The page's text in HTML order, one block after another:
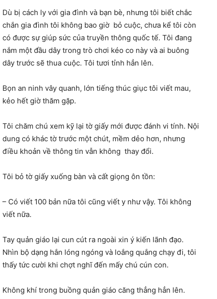
Dù bị cách ly với gia đình và bạn bè, nhưng tôi biết chắc
chắn gia đình tôi không bao giờ bỏ cuộc, chưa kể tôi còn
có được sự giúp sức của truyền thông quốc tế. Tôi đang
nắm một đầu dây trong trò chơi kéo co này và ai buông
dây trước sẽ thua cuộc. Tôi tươi tỉnh hẳn lên.
Bọn an ninh vây quanh, lớn tiếng thúc giục tôi viết mau,
kẻo hết giờ thăm gặp.
Tôi chăm chú xem kỹ lại tờ giấy mới được đánh vi tính. Nội
dung có khác tờ trước một chút, mềm dẻo hơn, nhưng
điều khoản về thông tin vẫn không thay đổi.
Tôi bỏ tờ giấy xuống bàn và cất giọng ôn tồn:
– Có viết 100 bản nữa tôi cũng viết y như vậy. Tôi không
viết nữa.
Tay quản giáo lại cun cút ra ngoài xin ý kiến lãnh đạo.
Nhìn bộ dạng hắn lóng ngóng và loắng quắng chạy đi, tôi
thấy tức cười khi chợt nghĩ đến mấy chú cún con.
Không khí trong buồng quản giáo căng thẳng hẳn lên.